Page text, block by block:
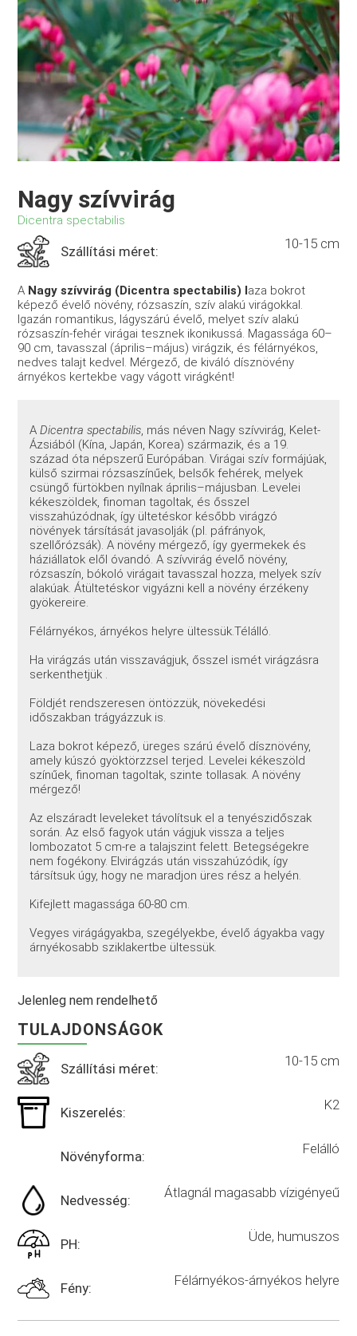
Nagy szívvirág
Dicentra spectabilis
Szállítási méret: 10-15 cm
A Nagy szívvirág (Dicentra spectabilis) l aza bokrot
képező évelő növény, rózsaszín, szív alakú virágokkal.
Igazán romantikus, lágyszárú évelő, melyet szív alakú
rózsaszín-fehér virágai tesznek ikonikussá. Magassága 60–
90 cm, tavasszal (április–május) virágzik, és félárnyékos,
nedves talajt kedvel. Mérgező, de kiváló dísznövény
árnyékos kertekbe vagy vágott virágként!
ADicentra spectabilis, más néven Nagy szívvirág, Kelet-
Ázsiából (Kína, Japán, Korea) származik, és a 19.
század óta népszerű Európában. Virágai szív formájúak,
külső szirmai rózsaszínűek, belsők fehérek, melyek
csüngő fürtökben nyílnak április–májusban. Levelei
kékeszöldek, finoman tagoltak, és ősszel
visszahúzódnak, így ültetéskor később virágzó
növények társítását javasolják (pl. páfrányok,
szellőrózsák). A növény mérgező, így gyermekek és
háziállatok elől óvandó. A szívvirág évelő növény,
rózsaszín, bókoló virágait tavasszal hozza, melyek szív
alakúak. Átültetéskor vigyázni kell a növény érzékeny
gyökereire.
Félárnyékos, árnyékos helyre ültessük.Télálló.
Ha virágzás után visszavágjuk, ősszel ismét virágzásra
serkenthetjük .
Földjét rendszeresen öntözzük, növekedési
időszakban trágyázzuk is.
Laza bokrot képező, üreges szárú évelő dísznövény,
amely kúszó gyöktörzzsel terjed. Levelei kékeszöld
színűek, finoman tagoltak, szinte tollasak. A növény
mérgező!
Az elszáradt leveleket távolítsuk el a tenyészidőszak
során. Az első fagyok után vágjuk vissza a teljes
lombozatot 5 cm-re a talajszint felett. Betegségekre
nem fogékony. Elvirágzás után visszahúzódik, így
társítsuk úgy, hogy ne maradjon üres rész a helyén.
Kifejlett magassága 60-80 cm.
Vegyes virágágyakba, szegélyekbe, évelő ágyakba vagy
árnyékosabb sziklakertbe ültessük.
Jelenleg nem rendelhető
TULAJDONSÁGOK
Szállítási méret: 10-15 cm
Kiszerelés: K2
Növényforma: Felálló
Nedvesség: Átlagnál magasabb vízigényeű
PH: Üde, humuszos
Fény: Félárnyékos-árnyékos helyre